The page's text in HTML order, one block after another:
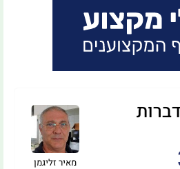
מאיר זליגמן